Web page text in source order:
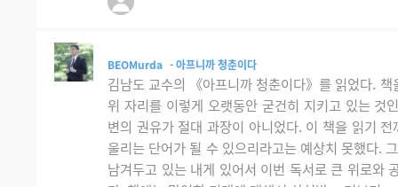
BEOMurda - 아프니까 청춘이다
김남도 교수의 《아프니까 청춘이다》를 읽었다.
위 자리를 이렇게 오랫동안 굳건히 지키고 있는 것
변의 권유가 절대 과장이 아니었다. 이 책을 읽기 전
울리는 단어가 될 수 있으리라고는 예상치 못했다.
남겨두고 있는 내게 있어서 이번 독서로 큰 위로와